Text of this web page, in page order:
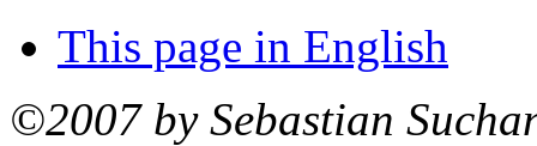
This page in English
©2007 by Sebastian